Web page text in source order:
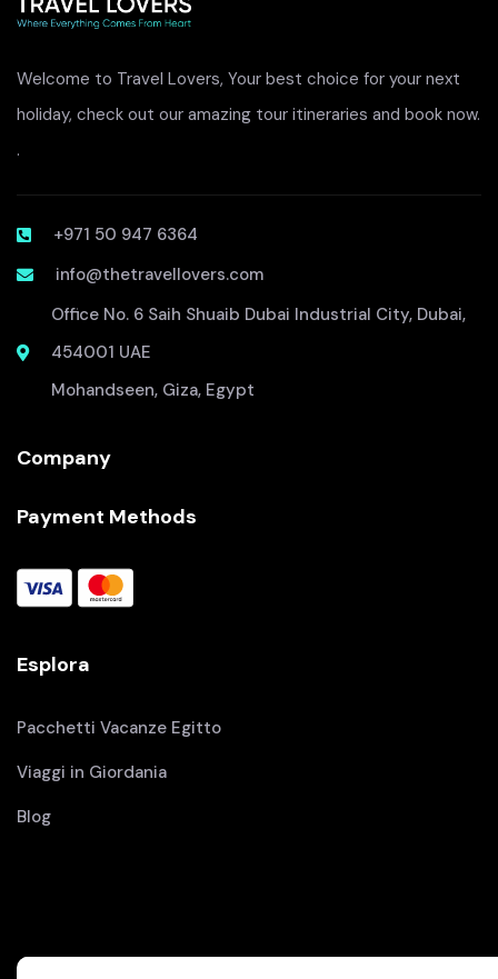
Welcome to Travel Lovers, Your best choice for your next
holiday, check out our amazing tour itineraries and book now.
.
+971 50 947 6364
info@thetravellovers.com
Office No. 6 Saih Shuaib Dubai Industrial City, Dubai,
454001 UAE
Mohandseen, Giza, Egypt
Company
Payment Methods
Esplora
Pacchetti Vacanze Egitto
Viaggi in Giordania
Blog